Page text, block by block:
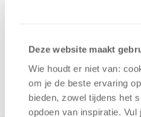
Deze website maakt
Wie houdt er niet van:
om je de beste ervaring
bieden, zowel tijdens het
opdoen van inspiratie.
UIT HET